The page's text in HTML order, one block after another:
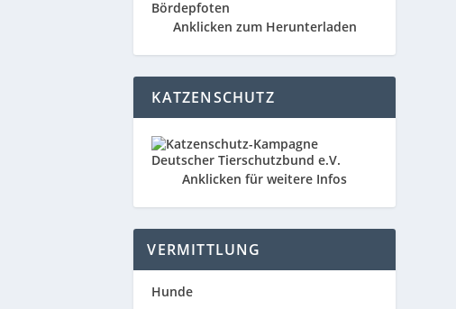
Anklicken zum Herunterladen
KATZENSCHUTZ
Anklicken für weitere Infos
VERMITTLUNG
Hunde